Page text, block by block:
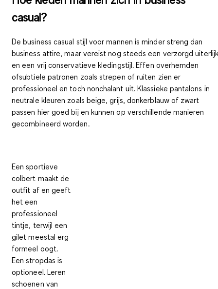
casual?
De business casual stijl voor mannen is minder streng dan
business attire, maar vereist nog steeds een verzorgd
en een vrij conservatieve kledingstijl.Effen overhemden
ofsubtiele patronen zoals strepen of ruiten zien er
professioneel en toch nonchalant uit.Klassieke pantalons in
neutrale kleuren zoals beige, grijs, donkerblauw of zwart
passen hier goed bij en kunnen op verschillende manieren
gecombineerd worden.
Eensportieve
colbert maakt de
outfit af en geeft
het een
professioneel
tintje, terwijl een
gilet meestal erg
formeel oogt.
Een stropdas is
optioneel. Leren
schoenen van